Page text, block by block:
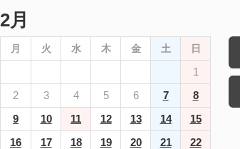
2月
月 火 水 木 金 土 日
1
2
3 4 5 6 7
8
9
10 11 12 13 14
15
16
17 18 19 20 21
22